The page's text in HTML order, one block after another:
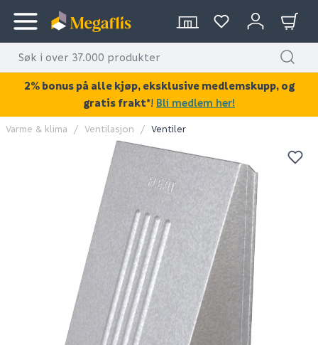
KAN DISSE VÆRE AV INTERESSE?
Flexit ventilkappe
m/nippel stål 6"x6"
Tec7 hvit 310ml
Varme & klima Ventilasjon Ventiler
2% bonus på alle kjøp, eksklusive medlemskupp, og
gratis frakt*! Bli medlem her!